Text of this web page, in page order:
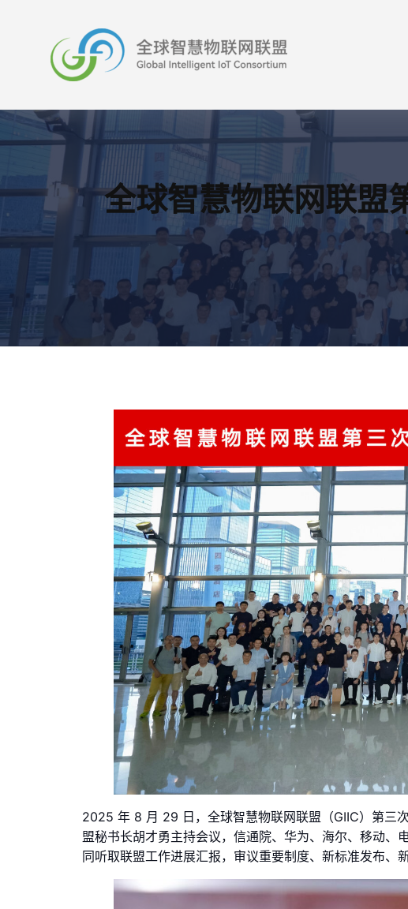
全球智慧物联网联盟
2025 年 8 月 29 日，全球智慧物联网联盟（GIIC）第三
盟秘书长胡才勇主持会议，信通院、华为、海尔、移动
同听取联盟工作进展汇报，审议重要制度、新标准发布、